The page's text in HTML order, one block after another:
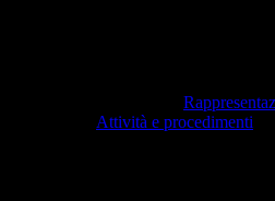
Attività e procedimenti